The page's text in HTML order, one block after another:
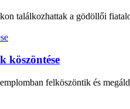
találkozhattak a gödöllői
köszöntése
felköszöntik és